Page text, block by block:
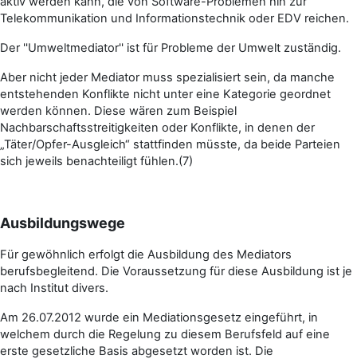
Telekommunikation und Informationstechnik oder EDV reichen.
Der ''Umweltmediator'' ist für Probleme der Umwelt zuständig.
Aber nicht jeder Mediator muss spezialisiert sein, da manche
entstehenden Konflikte nicht unter eine Kategorie geordnet
werden können. Diese wären zum Beispiel
Nachbarschaftsstreitigkeiten oder Konflikte, in denen der
„Täter/Opfer-Ausgleich“ stattfinden müsste, da beide Parteien
sich jeweils benachteiligt fühlen.(7)
Ausbildungswege
Für gewöhnlich erfolgt die Ausbildung des Mediators
berufsbegleitend. Die Voraussetzung für diese Ausbildung ist je
nach Institut divers.
Am 26.07.2012 wurde ein Mediationsgesetz eingeführt, in
welchem durch die Regelung zu diesem Berufsfeld auf eine
erste gesetzliche Basis abgesetzt worden ist. Die